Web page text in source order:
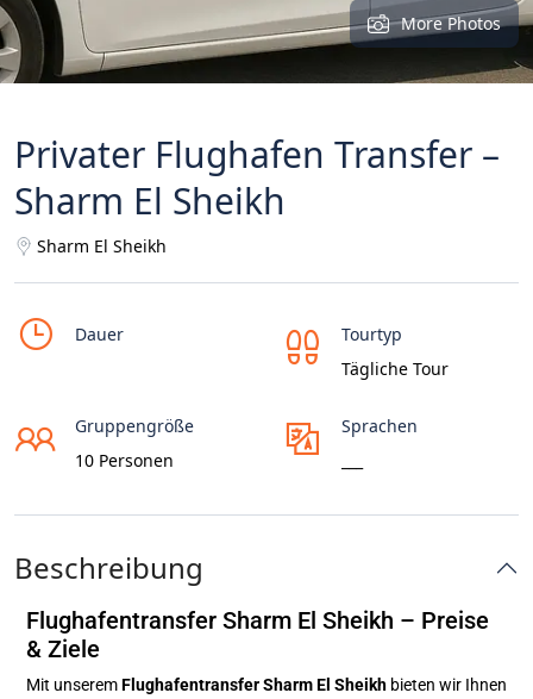
More Photos
Privater Flughafen Transfer –
Sharm El Sheikh
Sharm El Sheikh
Dauer
Tourtyp
Tägliche Tour
Gruppengröße
10 Personen
Sprachen
Beschreibung
Flughafentransfer Sharm El Sheikh – Preise
& Ziele
Mit unseremFlughafentransfer Sharm El Sheikh bieten wir Ihnen